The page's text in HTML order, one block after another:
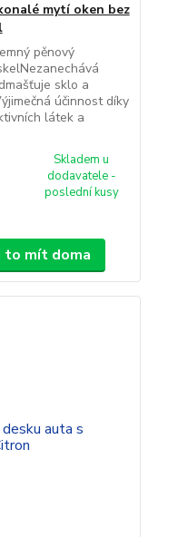
mytí oken bez
pěnový
sklo a
účinnost díky
látek a
Skladem u
dodavatele -
poslední kusy
to mít doma